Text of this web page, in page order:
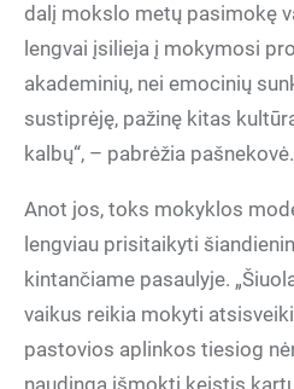
dalį mokslo metų pasimokę
lengvai įsilieja į mokymosi
akademinių, nei emocinių
sustiprėję, pažinę kitas
kalbų“, – pabrėžia pašnekovė.
Anot jos, toks mokyklos
lengviau prisitaikyti
kintančiame pasaulyje.
vaikus reikia mokyti
pastovios aplinkos tiesiog
naudinga išmokti keistis